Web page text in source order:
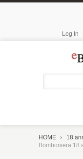
Log In
HOME 18
Bomboniera 18